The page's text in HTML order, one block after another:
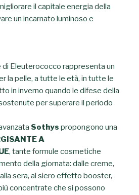
il capitale energia della
un incarnato luminoso e
di Eleuterococco rappresenta un
la pelle, a tutte le età, in tutte le
in inverno quando le difese della
per superare il periodo
Sothys propongono una
A
, tante formule cosmetiche
della giornata: dalle creme,
sera, al siero effetto booster,
concentrate che si possono